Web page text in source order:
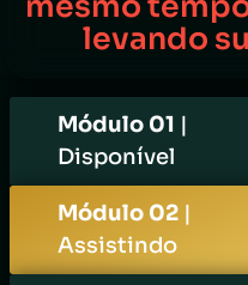
levando
Módulo 01 |
Disponível
Módulo 02 |
Assistindo